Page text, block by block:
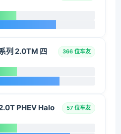
列 2.0TM 四
366 位车友
PHEV Halo
57 位车友